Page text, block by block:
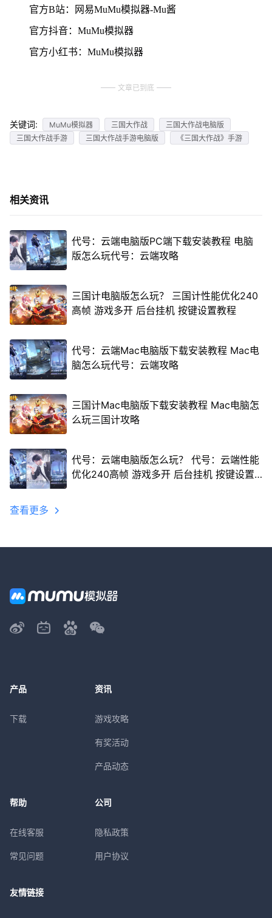
官方B站：网易MuMu模拟器-Mu酱
官方抖音：MuMu模拟器
官方小红书：MuMu模拟器
文章已到底
关键词: MuMu模拟器 三国大作战
三国大作战电脑版
三国大作战手游
三国大作战手游电脑版 《三国大作战》手游
相关资讯
代号：云端电脑版PC端下载安装教程 电脑
版怎么玩代号：云端攻略
三国计电脑版怎么玩？ 三国计性能优化240
高帧 游戏多开 后台挂机 按键设置教程
代号：云端Mac电脑版下载安装教程 Mac电
脑怎么玩代号：云端攻略
三国计Mac电脑版下载安装教程 Mac电脑怎
么玩三国计攻略
代号：云端电脑版怎么玩？ 代号：云端性能
优化240高帧 游戏多开 后台挂机 按键设置
查看更多
产品
下载
资讯
游戏攻略
有奖活动
产品动态
帮助
在线客服
常见问题
公司
隐私政策
用户协议
友情链接